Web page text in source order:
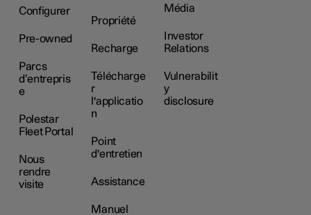
Configurer
Pre-owned
Parcs
d’entrepris
e
Polestar
Fleet Portal
Nous
rendre
visite
Propriété
Recharge
Télécharge
r
l'applicatio
n
Point
d'entretien
Assistance
Manuel
Média
Investor
Relations
Vulnerabilit
y
disclosure